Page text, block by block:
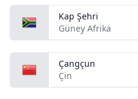
Kap Şehri
Güney Afrika
Çangçun
Çin